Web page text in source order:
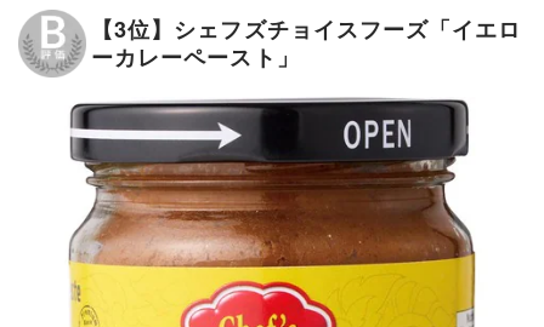
【3位】シェフズチョイスフーズ「イエロ
ーカレーペースト」